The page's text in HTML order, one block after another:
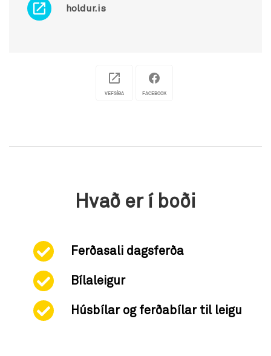
holdur.is
VEFSÍÐA FACEBOOK
Hvað er í boði
Ferðasali dagsferða
Bílaleigur
Húsbílar og ferðabílar til leigu